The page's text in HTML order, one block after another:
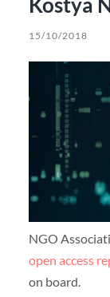
15/10/2018
NGO
open access
on board.